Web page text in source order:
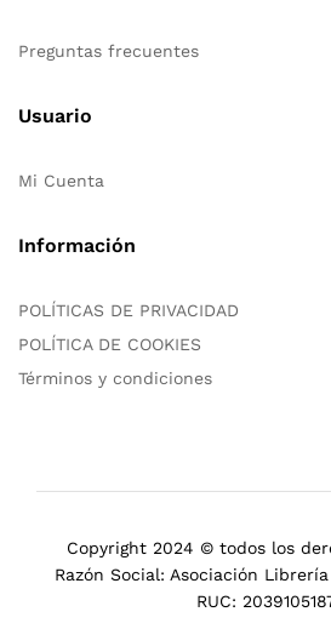
Preguntas frecuentes
Usuario
Mi Cuenta
Información
POLÍTICAS DE PRIVACIDAD
POLÍTICA DE COOKIES
Términos y condiciones
Copyright 2024 © todos los
Razón Social: Asociación
RUC: